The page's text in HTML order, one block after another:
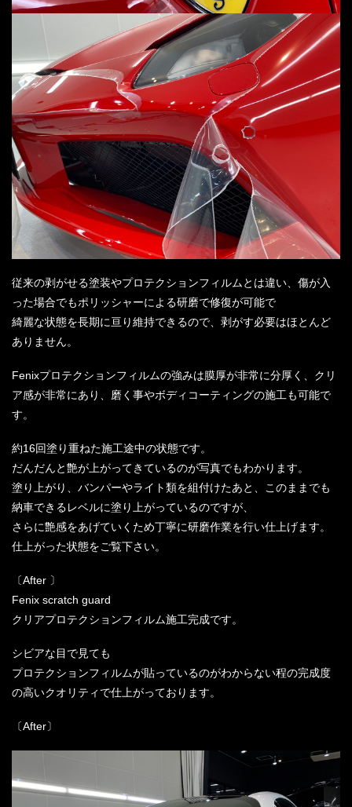
従来の剥がせる塗装やプロテクションフィルムとは違い、傷が入
った場合でもポリッシャーによる研磨で修復が可能で
綺麗な状態を長期に亘り維持できるので、剥がす必要はほとんど
ありません。
Fenixプロテクションフィルムの強みは膜厚が非常に分厚く、クリ
ア感が非常にあり、磨く事やボディコーティングの施工も可能で
す。
約16回塗り重ねた施工途中の状態です。
だんだんと艶が上がってきているのが写真でもわかります。
塗り上がり、バンパーやライト類を組付けたあと、このままでも
納車できるレベルに塗り上がっているのですが、
さらに艶感をあげていくため丁寧に研磨作業を行い仕上げます。
仕上がった状態をご覧下さい。
〔After 〕
Fenix scratch guard
クリアプロテクションフィルム施工完成です。
シビアな目で見ても
プロテクションフィルムが貼っているのがわからない程の完成度
の高いクオリティで仕上がっております。
〔After〕